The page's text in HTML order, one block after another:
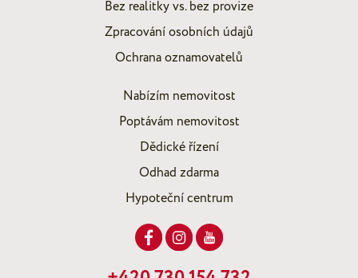
Bez realitky vs. bez provize
Zpracování osobních údajů
Ochrana oznamovatelů
Nabízím nemovitost
Poptávám nemovitost
Dědické řízení
Odhad zdarma
Hypoteční centrum